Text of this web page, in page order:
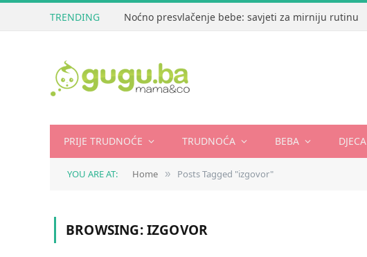
TRENDING Noćno presvlačenje bebe: savjeti za mirniju rutinu
PRIJE TRUDNOĆE TRUDNOĆA BEBA DJECA
YOU ARE AT: Home » Posts Tagged "izgovor"
BROWSING:IZGOVOR